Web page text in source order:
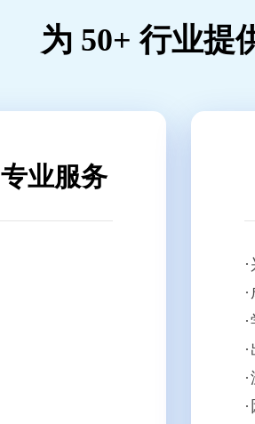
为 50+ 行业提
专业服务